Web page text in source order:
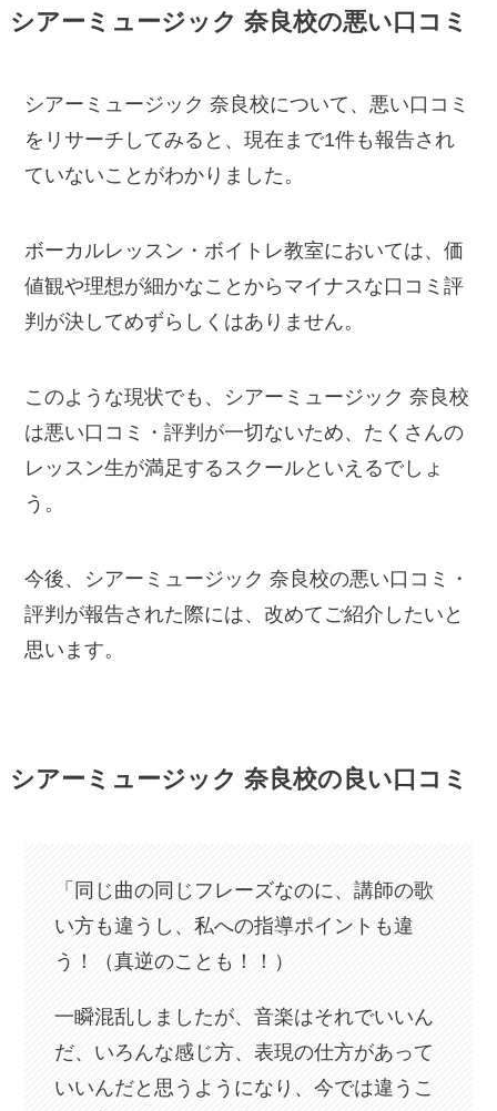
シアーミュージック 奈良校の悪い口コミ
シアーミュージック 奈良校について、悪い口コミ
をリサーチしてみると、現在まで1件も報告され
ていないことがわかりました。
ボーカルレッスン・ボイトレ教室においては、価
値観や理想が細かなことからマイナスな口コミ評
判が決してめずらしくはありません。
このような現状でも、シアーミュージック 奈良校
は悪い口コミ・評判が一切ないため、たくさんの
レッスン生が満足するスクールといえるでしょ
う。
今後、シアーミュージック 奈良校の悪い口コミ・
評判が報告された際には、改めてご紹介したいと
思います。
シアーミュージック 奈良校の良い口コミ
「同じ曲の同じフレーズなのに、講師の歌
い方も違うし、私への指導ポイントも違
う！（真逆のことも！！）
一瞬混乱しましたが、音楽はそれでいいん
だ、いろんな感じ方、表現の仕方があって
いいんだと思うようになり、今では違うこ